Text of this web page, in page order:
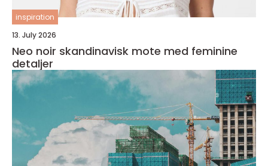
inspiration
13. July 2026
Neo noir skandinavisk mote med feminine
detaljer